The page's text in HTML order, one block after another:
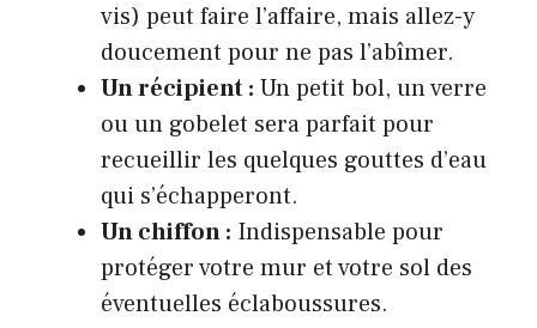
vis) peut faire l’affaire, mais allez-y
doucement pour ne pas l’abîmer.
Un récipient : Un petit bol, un verre
ou un gobelet sera parfait pour
recueillir les quelques gouttes d’eau
qui s’échapperont.
Un chiffon : Indispensable pour
protéger votre mur et votre sol des
éventuelles éclaboussures.